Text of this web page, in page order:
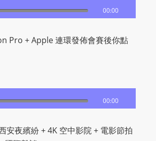
00:00
Pro + Apple 連環發佈會賽後你點
00:00
安夜繽紛 + 4K 空中影院 + 電影節拍